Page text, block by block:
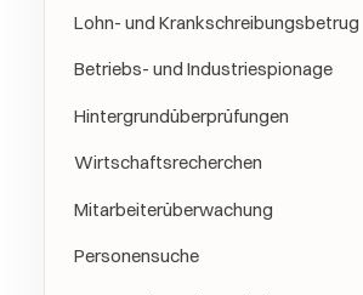
Lohn- und Krankschreibungsbetrug
Betriebs- und Industriespionage
Hintergrundüberprüfungen
Wirtschaftsrecherchen
Mitarbeiterüberwachung
Personensuche